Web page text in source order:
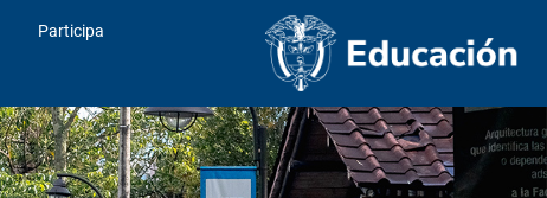
Participa